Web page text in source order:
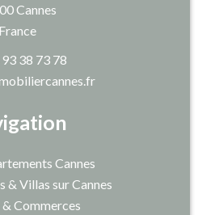
Cannes
& Villas sur Cannes
Commerces
Cannes
France
38 73 78